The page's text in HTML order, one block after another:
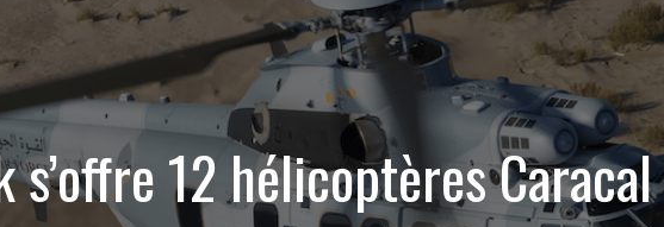
s’offre 12 hélicoptères Caracal